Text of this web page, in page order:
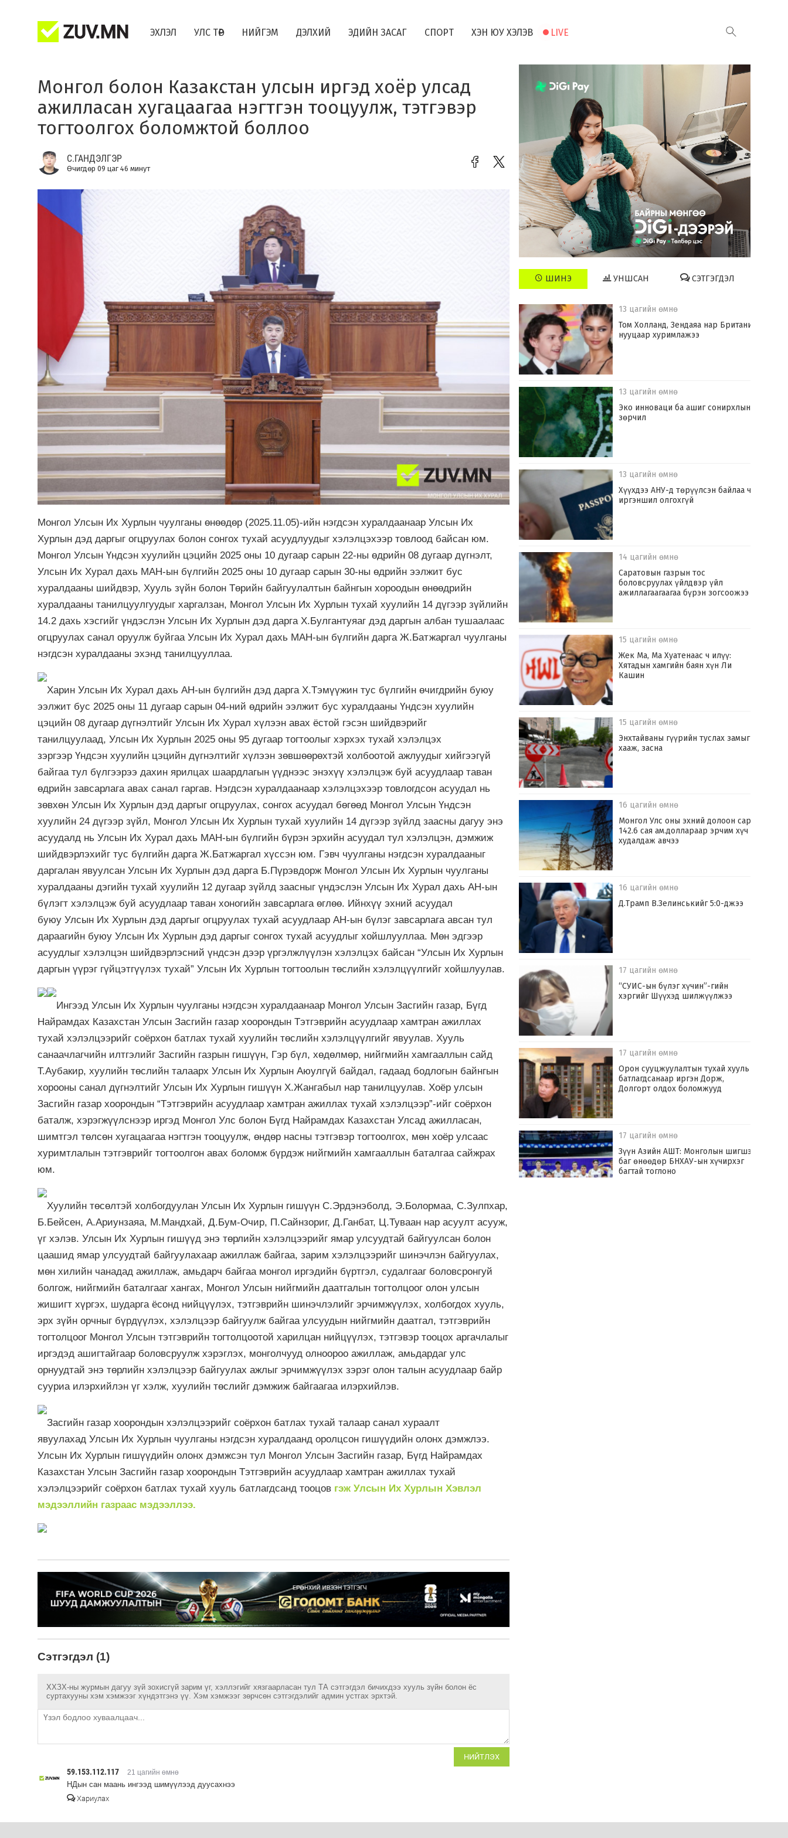
ЭХЛЭЛ УЛС ТӨР НИЙГЭМ ДЭЛХИЙ ЭДИЙН ЗАСАГ СПОРТ ХЭН ЮУ ХЭЛЭВ LIVE
Монгол болон Казакстан улсын иргэд хоёр улсад
ажилласан хугацаагаа нэгтгэн тооцуулж, тэтгэвэр
тогтоолгох боломжтой боллоо
С.ГАНДЭЛГЭР
Өчигдөр 09 цаг 46 минут
Монгол Улсын Их Хурлын чуулганы өнөөдөр (2025.11.05)-ийн нэгдсэн хуралдаанаар Улсын Их
Хурлын дэд даргыг огцруулах болон сонгох тухай асуудлуудыг хэлэлцэхээр товлоод байсан юм.
Монгол Улсын Үндсэн хуулийн цэцийн 2025 оны 10 дугаар сарын 22-ны өдрийн 08 дугаар дүгнэлт,
Улсын Их Хурал дахь МАН-ын бүлгийн 2025 оны 10 дугаар сарын 30-ны өдрийн ээлжит бус
хуралдааны шийдвэр, Хууль зүйн болон Төрийн байгуулалтын байнгын хороодын өнөөдрийн
хуралдааны танилцуулгуудыг харгалзан, Монгол Улсын Их Хурлын тухай хуулийн 14 дүгээр зүйлийн
14.2 дахь хэсгийг үндэслэн Улсын Их Хурлын дэд дарга Х.Булгантуяаг дэд даргын албан тушаалаас
огцруулах санал оруулж буйгаа Улсын Их Хурал дахь МАН-ын бүлгийн дарга Ж.Батжаргал чуулганы
нэгдсэн хуралдааны эхэнд танилцууллаа.
Харин Улсын Их Хурал дахь АН-ын бүлгийн дэд дарга Х.Тэмүүжин тус бүлгийн өчигдрийн буюу
ээлжит бус 2025 оны 11 дугаар сарын 04-ний өдрийн ээлжит бус хуралдааны Үндсэн хуулийн
цэцийн 08 дугаар дүгнэлтийг Улсын Их Хурал хүлээн авах ёстой гэсэн шийдвэрийг
танилцуулаад, Улсын Их Хурлын 2025 оны 95 дугаар тогтоолыг хэрхэх тухай хэлэлцэх
зэргээр Үндсэн хуулийн цэцийн дүгнэлтийг хүлээн зөвшөөрөхтэй холбоотой ажлуудыг хийгээгүй
байгаа тул бүлгээрээ дахин ярилцах шаардлагын үүднээс энэхүү хэлэлцэж буй асуудлаар таван
өдрийн завсарлага авах санал гаргав. Нэгдсэн хуралдаанаар хэлэлцэхээр товлогдсон асуудал нь
зөвхөн Улсын Их Хурлын дэд даргыг огцруулах, сонгох асуудал бөгөөд Монгол Улсын Үндсэн
хуулийн 24 дүгээр зүйл, Монгол Улсын Их Хурлын тухай хуулийн 14 дүгээр зүйлд заасны дагуу энэ
асуудалд нь Улсын Их Хурал дахь МАН-ын бүлгийн бүрэн эрхийн асуудал тул хэлэлцэн, дэмжиж
шийдвэрлэхийг тус бүлгийн дарга Ж.Батжаргал хүссэн юм. Гэвч чуулганы нэгдсэн хуралдааныг
даргалан явуулсан Улсын Их Хурлын дэд дарга Б.Пүрэвдорж Монгол Улсын Их Хурлын чуулганы
хуралдааны дэгийн тухай хуулийн 12 дугаар зүйлд заасныг үндэслэн Улсын Их Хурал дахь АН-ын
бүлэгт хэлэлцэж буй асуудлаар таван хоногийн завсарлага өглөө. Ийнхүү эхний асуудал
буюу Улсын Их Хурлын дэд даргыг огцруулах тухай асуудлаар АН-ын бүлэг завсарлага авсан тул
дараагийн буюу Улсын Их Хурлын дэд даргыг сонгох тухай асуудлыг хойшлууллаа. Мөн эдгээр
асуудлыг хэлэлцэн шийдвэрлэсний үндсэн дээр үргэлжлүүлэн хэлэлцэх байсан “Улсын Их Хурлын
даргын үүрэг гүйцэтгүүлэх тухай” Улсын Их Хурлын тогтоолын төслийн хэлэлцүүлгийг хойшлуулав.
Ингээд Улсын Их Хурлын чуулганы нэгдсэн хуралдаанаар Монгол Улсын Засгийн газар, Бүгд
Найрамдах Казахстан Улсын Засгийн газар хоорондын Тэтгэврийн асуудлаар хамтран ажиллах
тухай хэлэлцээрийг соёрхон батлах тухай хуулийн төслийн хэлэлцүүлгийг явуулав. Хууль
санаачлагчийн илтгэлийг Засгийн газрын гишүүн, Гэр бүл, хөдөлмөр, нийгмийн хамгааллын сайд
Т.Аубакир, хуулийн төслийн талаарх Улсын Их Хурлын Аюулгүй байдал, гадаад бодлогын байнгын
хорооны санал дүгнэлтийг Улсын Их Хурлын гишүүн Х.Жангабыл нар танилцуулав. Хоёр улсын
Засгийн газар хоорондын “Тэтгэврийн асуудлаар хамтран ажиллах тухай хэлэлцээр”-ийг соёрхон
баталж, хэрэгжүүлснээр иргэд Монгол Улс болон Бүгд Найрамдах Казахстан Улсад ажилласан,
шимтгэл төлсөн хугацаагаа нэгтгэн тооцуулж, өндөр насны тэтгэвэр тогтоолгох, мөн хоёр улсаас
хуримтлалын тэтгэврийг тогтоолгон авах боломж бүрдэж нийгмийн хамгааллын баталгаа сайжрах
юм.
Хуулийн төсөлтэй холбогдуулан Улсын Их Хурлын гишүүн С.Эрдэнэболд, Э.Болормаа, С.Зулпхар,
Б.Бейсен, А.Ариунзаяа, М.Мандхай, Д.Бум-Очир, П.Сайнзориг, Д.Ганбат, Ц.Туваан нар асуулт асууж,
үг хэлэв. Улсын Их Хурлын гишүүд энэ төрлийн хэлэлцээрийг ямар улсуудтай байгуулсан болон
цаашид ямар улсуудтай байгуулахаар ажиллаж байгаа, зарим хэлэлцээрийг шинэчлэн байгуулах,
мөн хилийн чанадад ажиллаж, амьдарч байгаа монгол иргэдийн бүртгэл, судалгааг боловсронгуй
болгож, нийгмийн баталгааг хангах, Монгол Улсын нийгмийн даатгалын тогтолцоог олон улсын
жишигт хүргэх, шударга ёсонд нийцүүлэх, тэтгэврийн шинэчлэлийг эрчимжүүлэх, холбогдох хууль,
эрх зүйн орчныг бүрдүүлэх, хэлэлцээр байгуулж байгаа улсуудын нийгмийн даатгал, тэтгэврийн
тогтолцоог Монгол Улсын тэтгэврийн тогтолцоотой харилцан нийцүүлэх, тэтгэвэр тооцох аргачлалыг
иргэдэд ашигтайгаар боловсруулж хэрэглэх, монголчууд олноороо ажиллаж, амьдардаг улс
орнуудтай энэ төрлийн хэлэлцээр байгуулах ажлыг эрчимжүүлэх зэрэг олон талын асуудлаар байр
сууриа илэрхийлэн үг хэлж, хуулийн төслийг дэмжиж байгаагаа илэрхийлэв.
Засгийн газар хоорондын хэлэлцээрийг соёрхон батлах тухай талаар санал хураалт
явуулахад Улсын Их Хурлын чуулганы нэгдсэн хуралдаанд оролцсон гишүүдийн олонх дэмжлээ.
Улсын Их Хурлын гишүүдийн олонх дэмжсэн тул Монгол Улсын Засгийн газар, Бүгд Найрамдах
Казахстан Улсын Засгийн газар хоорондын Тэтгэврийн асуудлаар хамтран ажиллах тухай
хэлэлцээрийг соёрхон батлах тухай хууль батлагдсанд тооцов гэж Улсын Их Хурлын Хэвлэл
мэдээллийн газраас мэдээллээ.
Сэтгэгдэл (1)
ХХЗХ-ны журмын дагуу зүй зохисгүй зарим үг, хэллэгийг хязгаарласан тул ТА сэтгэгдэл бичихдээ хууль зүйн болон ёс
суртахууны хэм хэмжээг хүндэтгэнэ үү. Хэм хэмжээг зөрчсөн сэтгэгдэлийг админ устгах эрхтэй.
НИЙТЛЭХ
59.153.112.117 21 цагийн өмнө
НДын сан маань ингээд шимүүлээд дуусахнээ
Хариулах
ШИНЭ УНШСАН СЭТГЭГДЭЛ
13 цагийн өмнө
Том Холланд, Зендаяа нар Британид
нууцаар хуримлажээ
13 цагийн өмнө
Эко инноваци ба ашиг сонирхлын
зөрчил
13 цагийн өмнө
Хүүхдээ АНУ-д төрүүлсэн байлаа ч
иргэншил олгохгүй
14 цагийн өмнө
Саратовын газрын тос
боловсруулах үйлдвэр үйл
ажиллагаагаагаа бүрэн зогсоожээ
15 цагийн өмнө
Жек Ма, Ма Хуатенаас ч илүү:
Хятадын хамгийн баян хүн Ли
Кашин
15 цагийн өмнө
Энхтайваны гүүрийн туслах замыг
хааж, засна
16 цагийн өмнө
Монгол Улс оны эхний долоон сард
142.6 сая ам.доллараар эрчим хүч
худалдаж авчээ
16 цагийн өмнө
Д.Трамп В.Зелинськийг 5:0-джээ
17 цагийн өмнө
“СУИС-ын бүлэг хүчин”-гийн
хэргийг Шүүхэд шилжүүлжээ
17 цагийн өмнө
Орон сууцжуулалтын тухай хууль
батлагдсанаар иргэн Дорж,
Долгорт олдох боломжууд
17 цагийн өмнө
Зүүн Азийн АШТ: Монголын шигшээ
баг өнөөдөр БНХАУ-ын хүчирхэг
багтай тоглоно
хосолмол хөдөлгүүрт машин руу...